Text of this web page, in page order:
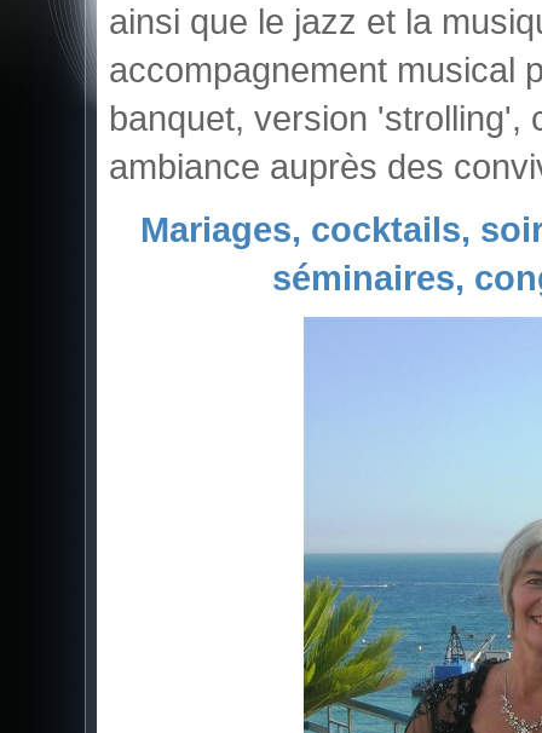
ainsi que le jazz et la
accompagnement musical
banquet, version 'strolling',
ambiance auprès des
Mariages, cocktails,
séminaires,